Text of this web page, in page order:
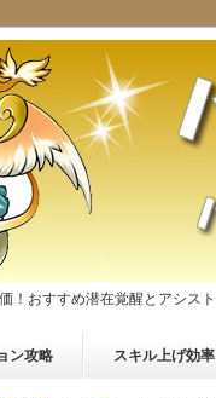
！おすすめ潜在覚醒とアシスト
ン攻略 スキル上げ効率